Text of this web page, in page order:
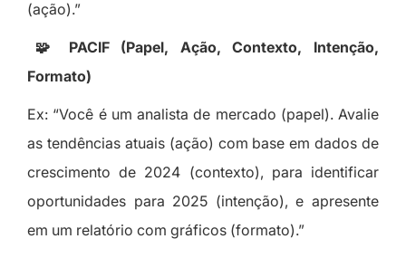
(ação).”
🧩 PACIF (Papel, Ação, Contexto, Intenção,
Formato)
Ex: “Você é um analista de mercado (papel). Avalie
as tendências atuais (ação) com base em dados de
crescimento de 2024 (contexto), para identificar
oportunidades para 2025 (intenção), e apresente
em um relatório com gráficos (formato).”